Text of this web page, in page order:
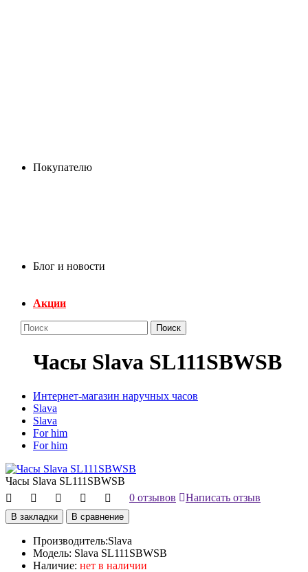
Покупателю
Блог и новости
Акции
Поиск
Часы Slava SL111SBWSB
Интернет-магазин наручных часов
Slava
Slava
For him
For him
Часы Slava SL111SBWSB
0 отзывов
Написать отзыв
В закладки В сравнение
Производитель:Slava
Модель: Slava SL111SBWSB
Наличие: нет в наличии